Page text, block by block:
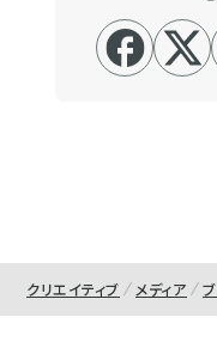
クリエイティブ メディア